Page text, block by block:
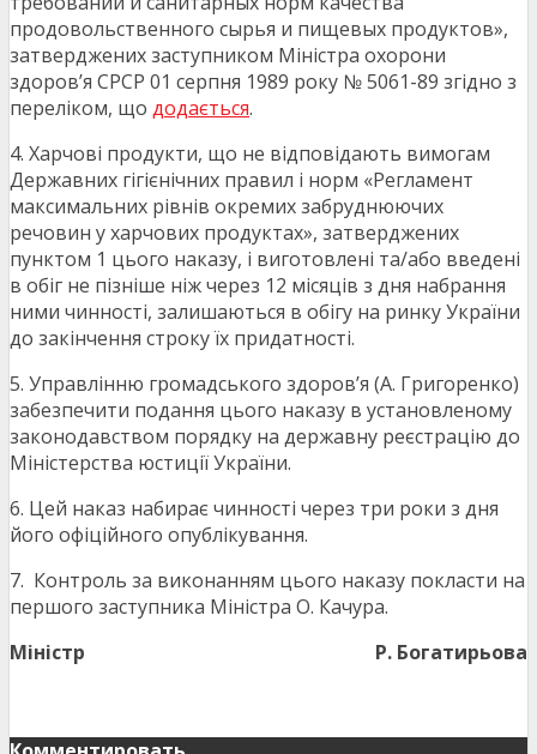
продовольственного сырья и пищевых продуктов»,
затверджених заступником Міністра охорони
здоров’я СРСР 01 серпня 1989 року № 5061-89 згідно з
переліком, що додається.
4. Харчові продукти, що не відповідають вимогам
Державних гігієнічних правил і норм «Регламент
максимальних рівнів окремих забруднюючих
речовин у харчових продуктах», затверджених
пунктом 1 цього наказу, і виготовлені та/або введені
в обіг не пізніше ніж через 12 місяців з дня набрання
ними чинності, залишаються в обігу на ринку України
до закінчення строку їх придатності.
5. Управлінню громадського здоров’я (А. Григоренко)
забезпечити подання цього наказу в установленому
законодавством порядку на державну реєстрацію до
Міністерства юстиції України.
6. Цей наказ набирає чинності через три роки з дня
його офіційного опублікування.
7. Контроль за виконанням цього наказу покласти на
першого заступника Міністра О. Качура.
Міністр
Р. Богатирьова